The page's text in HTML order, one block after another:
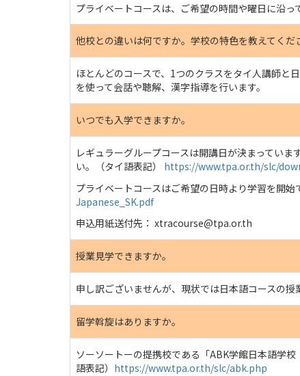
プライベートコースは、ご希望の時間や曜日に沿っ
他校との違いは何ですか。学校の特色を教えてくだ
ほとんどのコースで、1つのクラスをタイ人講師と
を使って会話や聴解、漢字指導を行います。
いつでも入学できますか。
レギュラーグループコースは開講日が決まってい
い。（タイ語表記） https://www.tpa.or.th/slc/
プライベートコースはご希望の日時より学習を開
Japanese_SK.pdf
申込用紙送付先： xtracourse@tpa.or.th
授業見学できますか。
申し訳ございませんが、現状では日本語コースの授
留学斡旋はありますか。
ソーソートーの提携校である「ABK学館日本語学
語表記） https://www.tpa.or.th/slc/abk.php